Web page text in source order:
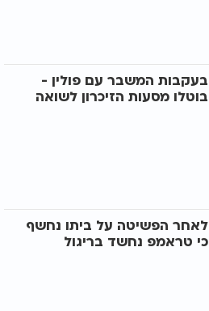
בעקבות המשבר עם פולין -
בוטלו מסעות הזיכרון לשואה
לאחר הפשיטה על ביתו נחשף
כי טראמפ נחשד בריגול